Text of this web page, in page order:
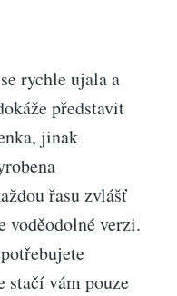
rychle ujala a
představit
jinak
řasu zvlášť
voděodolné verzi.
stačí vám pouze